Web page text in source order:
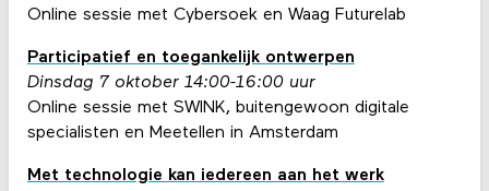
Online sessie met Cybersoek en Waag Futurelab
Participatief en toegankelijk ontwerpen
Dinsdag 7 oktober 14:00-16:00 uur
Online sessie met SWINK, buitengewoon digitale
specialisten en Meetellen in Amsterdam
Met technologie kan iedereen aan het werk